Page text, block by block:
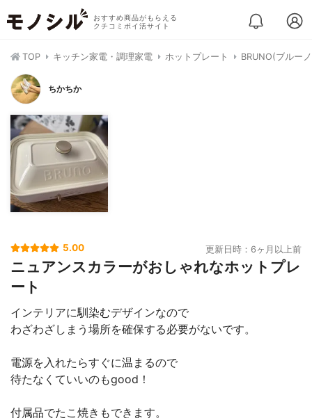
おすすめ商品がもらえる
クチコミポイ活サイト
TOP キッチン家電・調理家電 ホットプレート BRUNO(ブルー
ちかちか
5.00 更新日時：6ヶ月以上前
ニュアンスカラーがおしゃれなホットプレ
ート
インテリアに馴染むデザインなので
わざわざしまう場所を確保する必要がないです。
電源を入れたらすぐに温まるので
待たなくていいのもgood！
付属品でたこ焼きもできます。